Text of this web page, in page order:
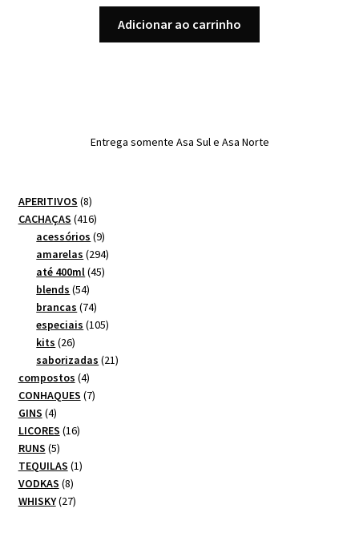
Adicionar ao carrinho
Entrega somente Asa Sul e Asa Norte
APERITIVOS 88
produtos
CACHAÇAS 416416
produtos
acessórios 99
produtos
amarelas 294294
até 400ml 4545
blends 5454
produtos
brancas 7474
produtos
especiais 105105
kits 2626
produtos
saborizadas 2121
compostos 44
produtos
CONHAQUES 77
GINS 44
produtos
LICORES 1616
RUNS 55
produtos
TEQUILAS 11
VODKAS 88
produtos
WHISKY 2727